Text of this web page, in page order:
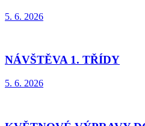
5. 6. 2026
NÁVŠTĚVA 1. TŘÍDY
5. 6. 2026